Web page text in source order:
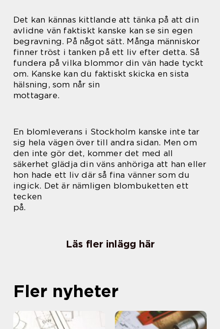
Det kan kännas kittlande att tänka på att din
avlidne vän faktiskt kanske kan se sin egen
begravning. På något sätt. Många människor
finner tröst i tanken på ett liv efter detta. Så
fundera på vilka blommor din vän hade tyckt
om. Kanske kan du faktiskt skicka en sista
hälsning, som når sin
mottagare.
En blomleverans i Stockholm kanske inte tar
sig hela vägen över till andra sidan. Men om
den inte gör det, kommer det med all
säkerhet glädja din väns anhöriga att han eller
hon hade ett liv där så fina vänner som du
ingick. Det är nämligen blombuketten ett
tecken
på.
Läs fler inlägg här
Fler nyheter